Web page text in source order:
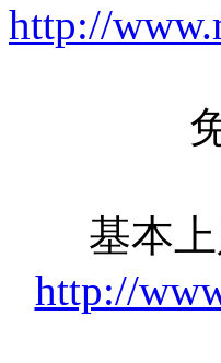
http://
基本
http://